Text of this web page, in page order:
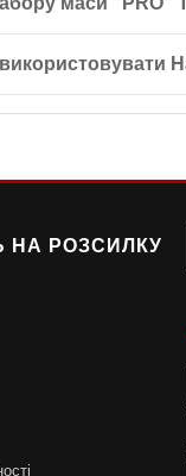
маси, що робить
м’язів після
НА РОЗСИЛКУ